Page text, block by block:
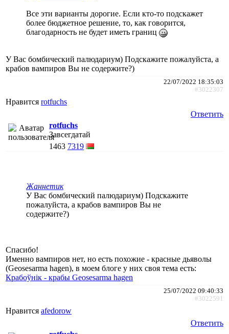
Все эти варианты дорогие. Если кто-то подскажет
более бюджетное решение, то, как говорится,
благодарность не будет иметь границ
У Вас бомбический палюдариум) Подскажите пожалуйста, а
крабов вампиров Вы не содержите?)
22/07/2022 18:35:03
#3022307
Нравится rotfuchs
Ответить
rotfuchs
Завсегдатай
1463 7319
Жаннетик
У Вас бомбический палюдариум) Подскажите
пожалуйста, а крабов вампиров Вы не
содержите?)
Спасибо!
Именно вампиров нет, но есть похожие - красные дьяволы
(Geosesarma hagen), в моем блоге у них своя тема есть:
Крабоўнік - крабы Geosesarma hagen
25/07/2022 09:40:33
#3022591
Нравится afedorow
Ответить